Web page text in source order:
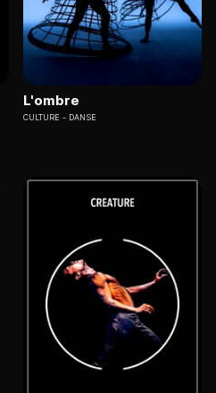
L'ombre
CULTURE DANSE